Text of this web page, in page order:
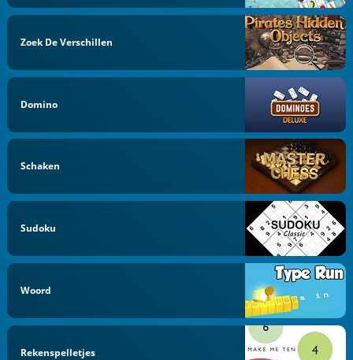
Zoek De Verschillen
Domino
Schaken
Sudoku
Woord
Rekenspelletjes